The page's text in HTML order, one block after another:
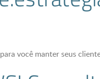
você manter seus